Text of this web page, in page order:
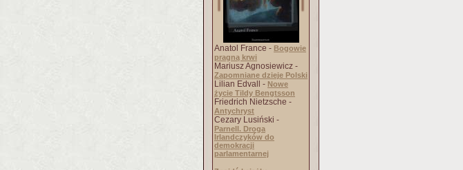
Anatol France - Bogowie
pragną krwi
Mariusz Agnosiewicz -
Zapomniane dzieje Polski
Lilian Edvall - Nowe
życie Tildy Bengtsson
Friedrich Nietzsche -
Antychryst
Cezary Lusiński -
Parnell. Droga
Irlandczyków do
demokracji
parlamentarnej